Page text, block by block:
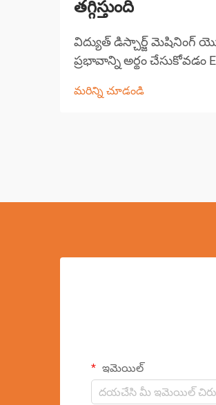
తగ్గిస్తుంది
విద్యుత్ డిస్చార్జ్ మెషినింగ్
ప్రభావాన్ని అర్థం చేసుకోవడం
గణనీయమైన పురోగతులలో
మరిన్ని చూడండి
ఇమెయిల్